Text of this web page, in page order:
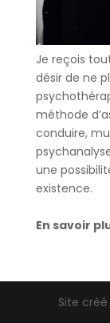
Je reçois
désir de ne
méthode
conduire,
une
existence.
En savoir
Site